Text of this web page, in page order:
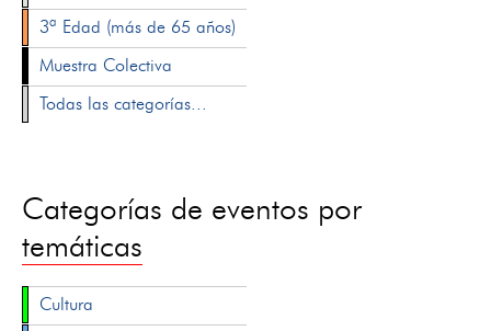
3ª Edad (más de 65 años)
Muestra Colectiva
Todas las categorías...
Categorías de eventos por
temáticas
Cultura